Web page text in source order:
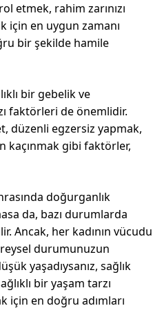
etmek, rahim zarınızı
için en uygun zamanı
bir şekilde hamile
bir gebelik ve
faktörleri de önemlidir.
düzenli egzersiz yapmak,
kaçınmak gibi faktörler,
doğurganlık
da, bazı durumlarda
Ancak, her kadının vücudu
durumunuzun
yaşadıysanız, sağlık
bir yaşam tarzı
için en doğru adımları